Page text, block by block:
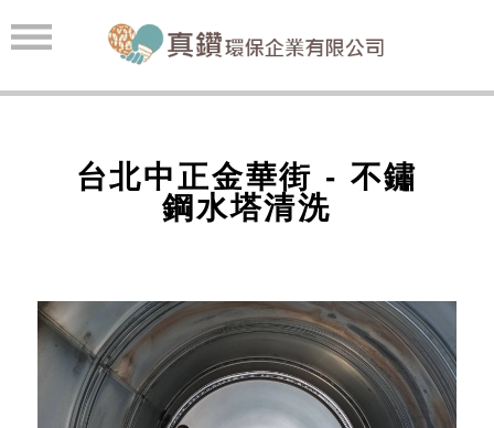
台北中正金華街 - 不鏽
鋼水塔清洗